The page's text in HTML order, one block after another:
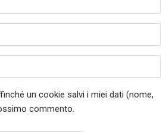
un cookie salvi i miei dati (nome,
commento.